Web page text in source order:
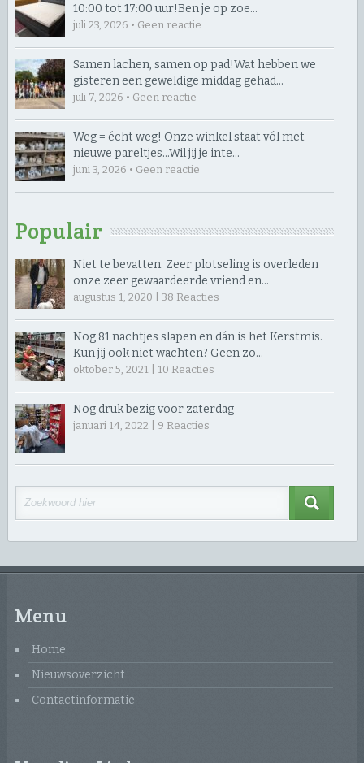
10:00 tot 17:00 uur! ​Ben je op zoe…
juli 23, 2026 • Geen reactie
Samen lachen, samen op pad! ​Wat hebben we
gisteren een geweldige middag gehad…
juli 7, 2026 • Geen reactie
Weg = écht weg! Onze winkel staat vól met
nieuwe pareltjes… ​Wil jij je inte…
juni 3, 2026 • Geen reactie
Populair
Niet te bevatten. Zeer plotseling is overleden
onze zeer gewaardeerde vriend en…
augustus 1, 2020 | 38 Reacties
Nog 81 nachtjes slapen en dán is het Kerstmis.
Kun jij ook niet wachten? Geen zo…
oktober 5, 2021 | 10 Reacties
Nog druk bezig voor zaterdag
januari 14, 2022 | 9 Reacties
Menu
Home
Nieuwsoverzicht
Contactinformatie